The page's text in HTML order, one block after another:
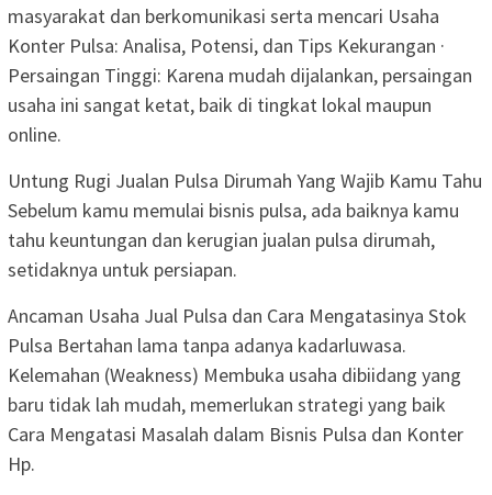
masyarakat dan berkomunikasi serta mencari Usaha
Konter Pulsa: Analisa, Potensi, dan Tips Kekurangan ·
Persaingan Tinggi: Karena mudah dijalankan, persaingan
usaha ini sangat ketat, baik di tingkat lokal maupun
online.
Untung Rugi Jualan Pulsa Dirumah Yang Wajib Kamu Tahu
Sebelum kamu memulai bisnis pulsa, ada baiknya kamu
tahu keuntungan dan kerugian jualan pulsa dirumah,
setidaknya untuk persiapan.
Ancaman Usaha Jual Pulsa dan Cara Mengatasinya Stok
Pulsa Bertahan lama tanpa adanya kadarluwasa.
Kelemahan (Weakness) Membuka usaha dibiidang yang
baru tidak lah mudah, memerlukan strategi yang baik
Cara Mengatasi Masalah dalam Bisnis Pulsa dan Konter
Hp.